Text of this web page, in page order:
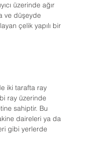
üzerinde ağır
ve düşeyde
çelik yapılı bir
iki tarafta ray
ray üzerinde
sahiptir. Bu
daireleri ya da
gibi yerlerde